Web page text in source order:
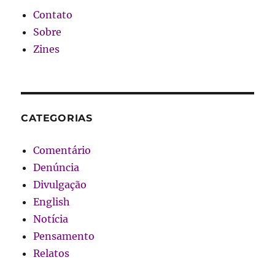
Contato
Sobre
Zines
CATEGORIAS
Comentário
Denúncia
Divulgação
English
Notícia
Pensamento
Relatos